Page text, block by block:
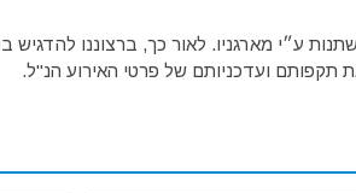
ע״י מארגניו. לאור כך, ברצוננו להדגיש
תקפותם ועדכניותם של פרטי האירוע הנ"ל.